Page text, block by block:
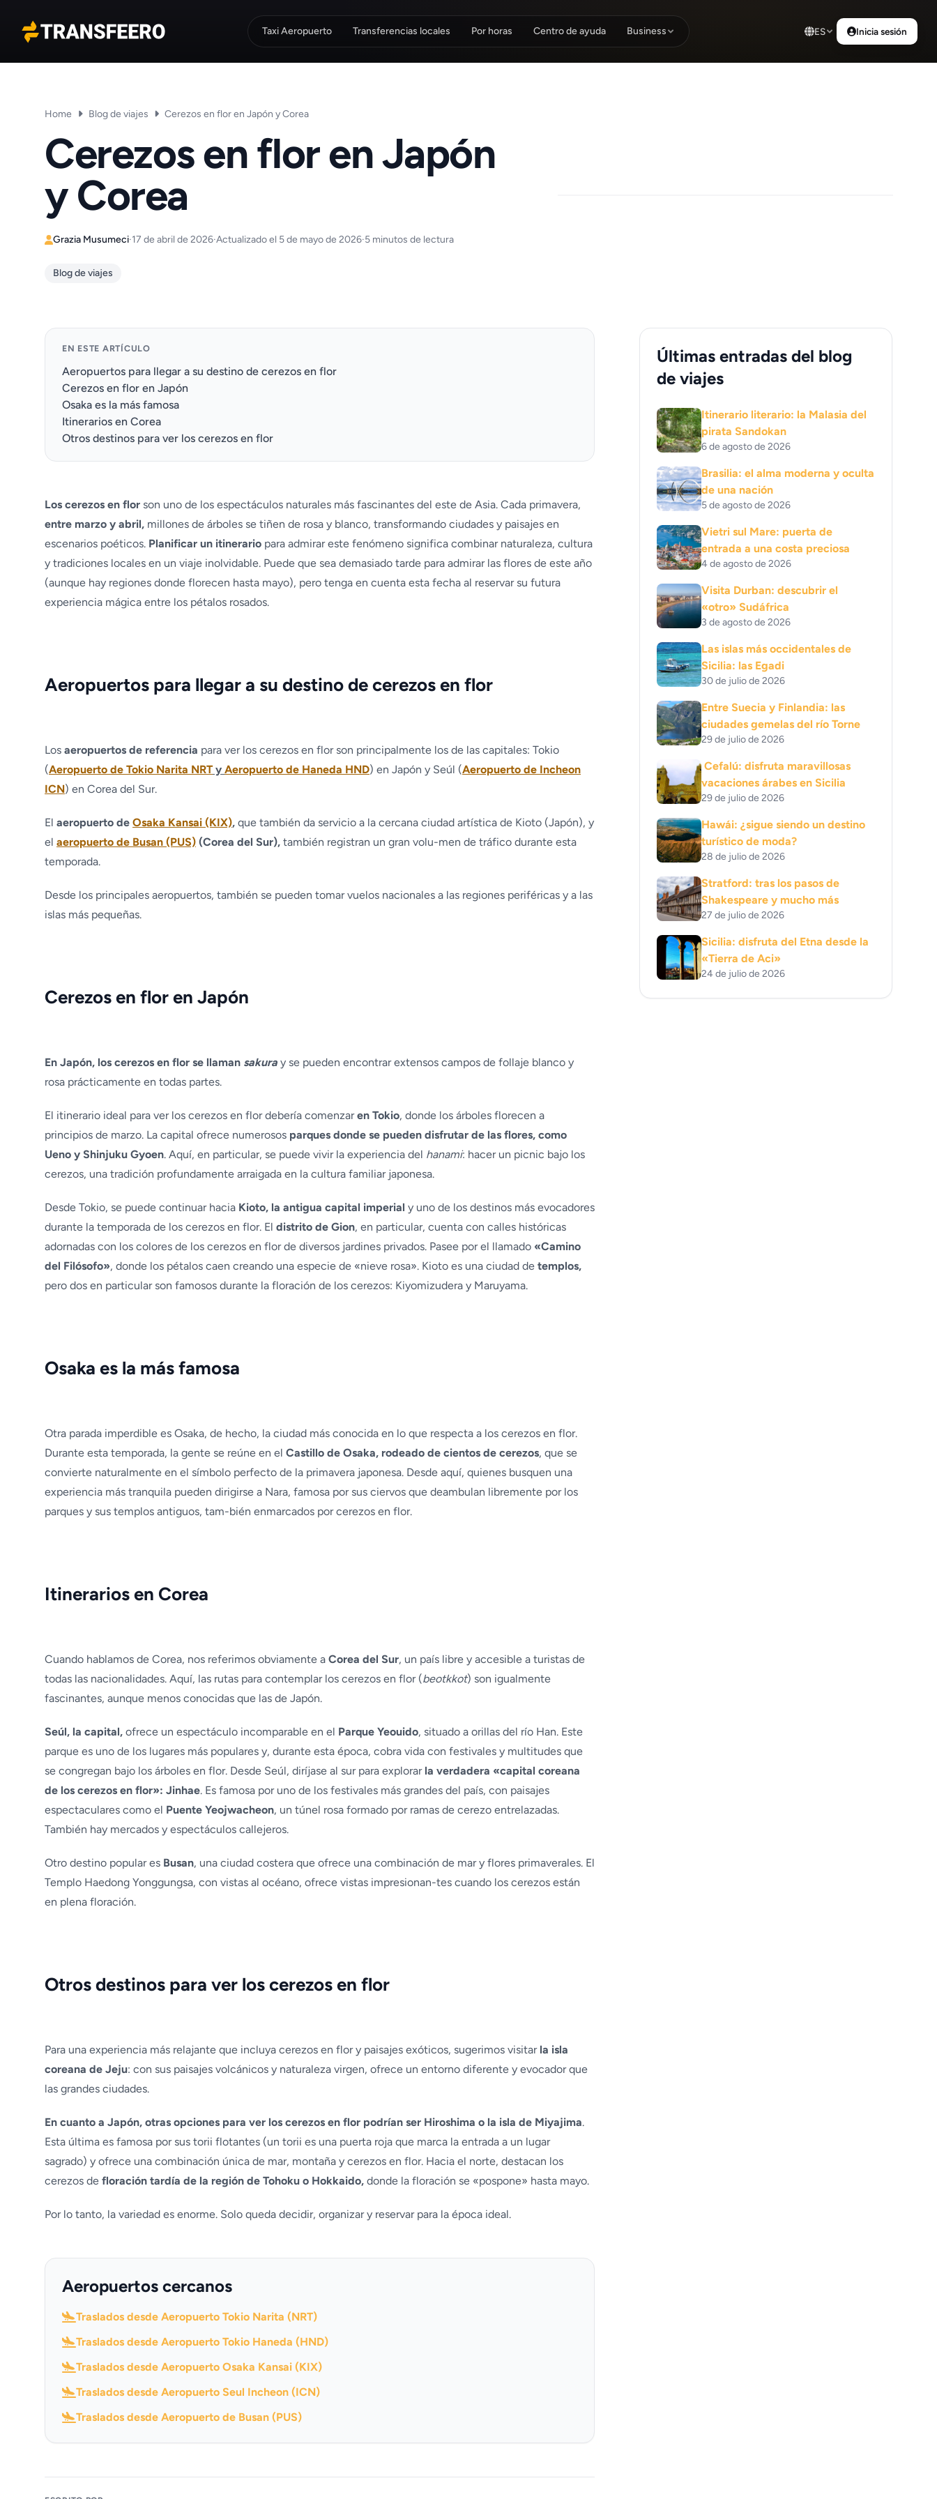
Transfeero
Taxi Aeropuerto Transferencias locales Por horas Centro de ayuda Business ES Inicia sesión
Home Blog de viajes Cerezos en flor en Japón y Corea
Cerezos en flor en Japón
y Corea
Grazia Musumeci·17 de abril de 2026·Actualizado el 5 de mayo de 2026·5 minutos de lectura
Blog de viajes
EN ESTE ARTÍCULO
Aeropuertos para llegar a su destino de cerezos en flor
Cerezos en flor en Japón
Osaka es la más famosa
Itinerarios en Corea
Otros destinos para ver los cerezos en flor
Los cerezos en flor son uno de los espectáculos naturales más fascinantes del este de Asia. Cada primavera,
entre marzo y abril, millones de árboles se tiñen de rosa y blanco, transformando ciudades y paisajes en
escenarios poéticos. Planificar un itinerario para admirar este fenómeno significa combinar naturaleza, cultura
y tradiciones locales en un viaje inolvidable. Puede que sea demasiado tarde para admirar las flores de este año
(aunque hay regiones donde florecen hasta mayo), pero tenga en cuenta esta fecha al reservar su futura
experiencia mágica entre los pétalos rosados.
Aeropuertos para llegar a su destino de cerezos en flor
Los aeropuertos de referencia para ver los cerezos en flor son principalmente los de las capitales: Tokio
(Aeropuerto de Tokio Narita NRTy Aeropuerto de Haneda HND) en Japón y Seúl (Aeropuerto de Incheon
ICN) en Corea del Sur.
El aeropuerto de Osaka Kansai (KIX), que también da servicio a la cercana ciudad artística de Kioto (Japón), y
el aeropuerto de Busan (PUS) (Corea del Sur), también registran un gran volu-men de tráfico durante esta
temporada.
Desde los principales aeropuertos, también se pueden tomar vuelos nacionales a las regiones periféricas y a las
islas más pequeñas.
Cerezos en flor en Japón
En Japón, los cerezos en flor se llaman sakura y se pueden encontrar extensos campos de follaje blanco y
rosa prácticamente en todas partes.
El itinerario ideal para ver los cerezos en flor debería comenzaren Tokio, donde los árboles florecen a
principios de marzo. La capital ofrece numerosos parques donde se pueden disfrutar de las flores, como
Ueno y Shinjuku Gyoen. Aquí, en particular, se puede vivir la experiencia del hanami: hacer un picnic bajo los
cerezos, una tradición profundamente arraigada en la cultura familiar japonesa.
Desde Tokio, se puede continuar hacia Kioto, la antigua capital imperial y uno de los destinos más evocadores
durante la temporada de los cerezos en flor. El distrito de Gion, en particular, cuenta con calles históricas
adornadas con los colores de los cerezos en flor de diversos jardines privados. Pasee por el llamado «Camino
del Filósofo», donde los pétalos caen creando una especie de «nieve rosa». Kioto es una ciudad de templos,
pero dos en particular son famosos durante la floración de los cerezos: Kiyomizudera y Maruyama.
Osaka es la más famosa
Otra parada imperdible es Osaka, de hecho, la ciudad más conocida en lo que respecta a los cerezos en flor.
Durante esta temporada, la gente se reúne en el Castillo de Osaka, rodeado de cientos de cerezos, que se
convierte naturalmente en el símbolo perfecto de la primavera japonesa. Desde aquí, quienes busquen una
experiencia más tranquila pueden dirigirse a Nara, famosa por sus ciervos que deambulan libremente por los
parques y sus templos antiguos, tam-bién enmarcados por cerezos en flor.
Itinerarios en Corea
Cuando hablamos de Corea, nos referimos obviamente a Corea del Sur, un país libre y accesible a turistas de
todas las nacionalidades. Aquí, las rutas para contemplar los cerezos en flor (beotkkot) son igualmente
fascinantes, aunque menos conocidas que las de Japón.
Seúl, la capital, ofrece un espectáculo incomparable en el Parque Yeouido, situado a orillas del río Han. Este
parque es uno de los lugares más populares y, durante esta época, cobra vida con festivales y multitudes que
se congregan bajo los árboles en flor. Desde Seúl, diríjase al sur para explorar la verdadera «capital coreana
de los cerezos en flor»: Jinhae. Es famosa por uno de los festivales más grandes del país, con paisajes
espectaculares como el Puente Yeojwacheon, un túnel rosa formado por ramas de cerezo entrelazadas.
También hay mercados y espectáculos callejeros.
Otro destino popular es Busan, una ciudad costera que ofrece una combinación de mar y flores primaverales. El
Templo Haedong Yonggungsa, con vistas al océano, ofrece vistas impresionan-tes cuando los cerezos están
en plena floración.
Otros destinos para ver los cerezos en flor
Para una experiencia más relajante que incluya cerezos en flor y paisajes exóticos, sugerimos visitarla isla
coreana de Jeju: con sus paisajes volcánicos y naturaleza virgen, ofrece un entorno diferente y evocador que
las grandes ciudades.
En cuanto a Japón, otras opciones para ver los cerezos en flor podrían ser Hiroshima o la isla de Miyajima.
Esta última es famosa por sus torii flotantes (un torii es una puerta roja que marca la entrada a un lugar
sagrado) y ofrece una combinación única de mar, montaña y cerezos en flor. Hacia el norte, destacan los
cerezos de floración tardía de la región de Tohoku o Hokkaido, donde la floración se «pospone» hasta mayo.
Por lo tanto, la variedad es enorme. Solo queda decidir, organizar y reservar para la época ideal.
Aeropuertos cercanos
Traslados desde Aeropuerto Tokio Narita (NRT)
Traslados desde Aeropuerto Tokio Haneda (HND)
Traslados desde Aeropuerto Osaka Kansai (KIX)
Traslados desde Aeropuerto Seul Incheon (ICN)
Traslados desde Aeropuerto de Busan (PUS)
Últimas entradas del blog
de viajes
Itinerario literario: la Malasia del
pirata Sandokan
6 de agosto de 2026
Brasilia: el alma moderna y oculta
de una nación
5 de agosto de 2026
Vietri sul Mare: puerta de
entrada a una costa preciosa
4 de agosto de 2026
Visita Durban: descubrir el
«otro» Sudáfrica
3 de agosto de 2026
Las islas más occidentales de
Sicilia: las Egadi
30 de julio de 2026
Entre Suecia y Finlandia: las
ciudades gemelas del río Torne
29 de julio de 2026
Cefalú: disfruta maravillosas
vacaciones árabes en Sicilia
29 de julio de 2026
Hawái: ¿sigue siendo un destino
turístico de moda?
28 de julio de 2026
Stratford: tras los pasos de
Shakespeare y mucho más
27 de julio de 2026
Sicilia: disfruta del Etna desde la
«Tierra de Aci»
24 de julio de 2026